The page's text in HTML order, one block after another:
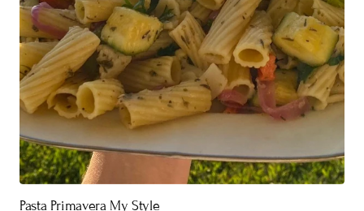
Pasta Primavera My Style